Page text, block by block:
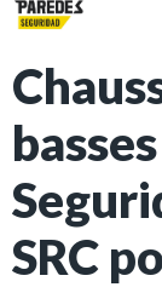
SRC